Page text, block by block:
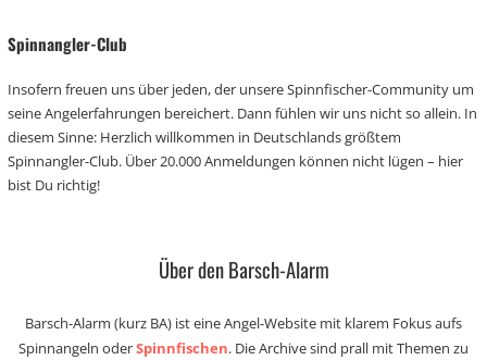
Spinnangler-Club
Insofern freuen uns über jeden, der unsere Spinnfischer-Community um
seine Angelerfahrungen bereichert. Dann fühlen wir uns nicht so allein. In
diesem Sinne: Herzlich willkommen in Deutschlands größtem
Spinnangler-Club. Über 20.000 Anmeldungen können nicht lügen – hier
bist Du richtig!
Über den Barsch-Alarm
Barsch-Alarm (kurz BA) ist eine Angel-Website mit klarem Fokus aufs
Spinnangeln oderSpinnfischen. Die Archive sind prall mit Themen zu